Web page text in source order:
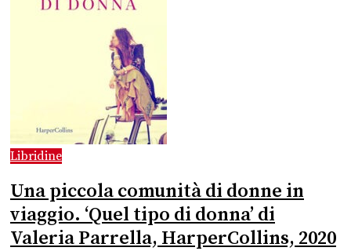
Libridine
Una piccola comunità di donne in
viaggio. ‘Quel tipo di donna’ di
Valeria Parrella, HarperCollins, 2020